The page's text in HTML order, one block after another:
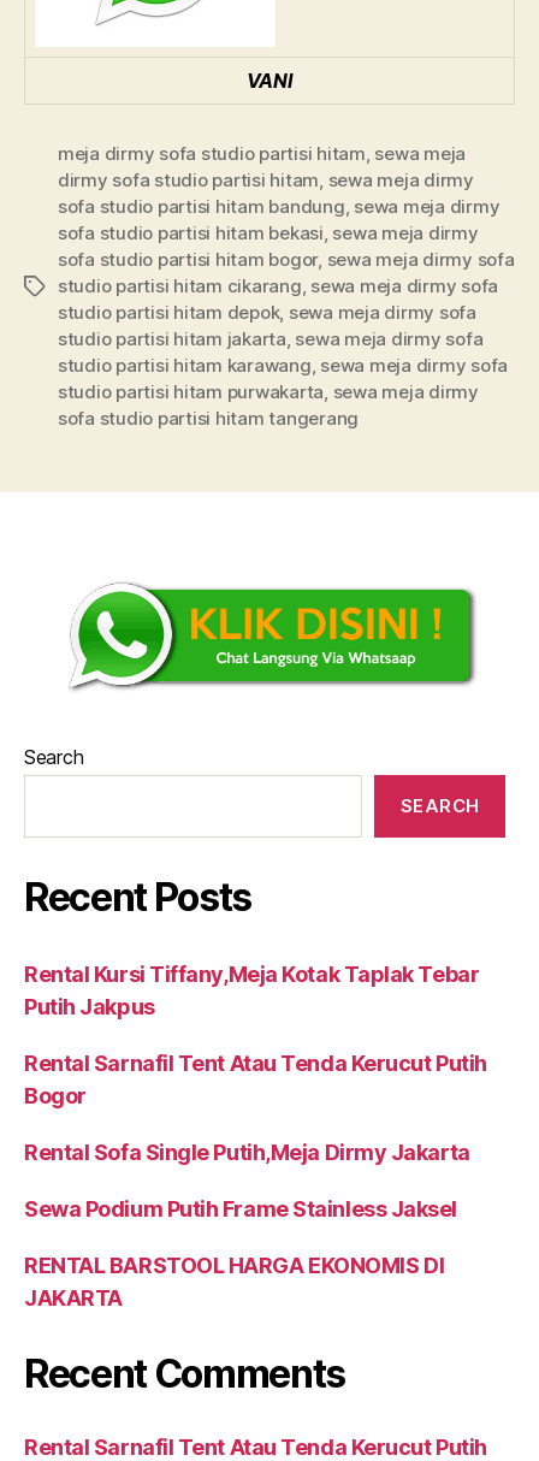
VANI
Tags
meja dirmy sofa studio partisi hitam, sewa meja
dirmy sofa studio partisi hitam, sewa meja dirmy
sofa studio partisi hitam bandung, sewa meja dirmy
sofa studio partisi hitam bekasi, sewa meja dirmy
sofa studio partisi hitam bogor, sewa meja dirmy sofa
studio partisi hitam cikarang, sewa meja dirmy sofa
studio partisi hitam depok, sewa meja dirmy sofa
studio partisi hitam jakarta, sewa meja dirmy sofa
studio partisi hitam karawang, sewa meja dirmy sofa
studio partisi hitam purwakarta, sewa meja dirmy
sofa studio partisi hitam tangerang
Search
SEARCH
Recent Posts
Rental Kursi Tiffany,Meja Kotak Taplak Tebar
Putih Jakpus
Rental Sarnafil Tent Atau Tenda Kerucut Putih
Bogor
Rental Sofa Single Putih,Meja Dirmy Jakarta
Sewa Podium Putih Frame Stainless Jaksel
RENTAL BARSTOOL HARGA EKONOMIS DI
JAKARTA
Recent Comments
Rental Sarnafil Tent Atau Tenda Kerucut Putih